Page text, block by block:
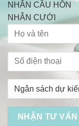
NHẪN CẦU HÔN
NHẪN CƯỚI